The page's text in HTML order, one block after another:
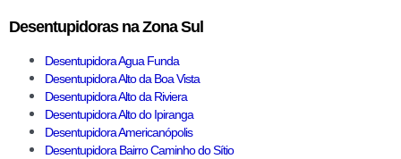
Desentupidoras na Zona Sul
Desentupidora Agua Funda
Desentupidora Alto da Boa Vista
Desentupidora Alto da Riviera
Desentupidora Alto do Ipiranga
Desentupidora Americanópolis
Desentupidora Bairro Caminho do Sítio